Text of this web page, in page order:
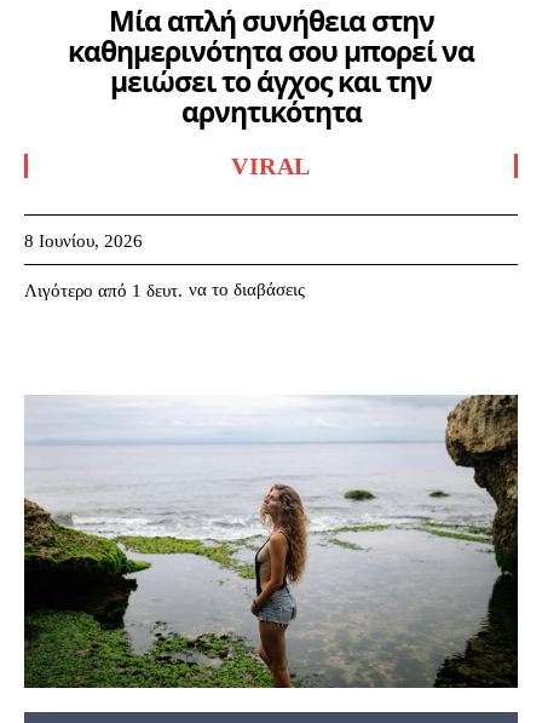
Μία απλή συνήθεια στην
καθημερινότητα σου μπορεί να
μειώσει το άγχος και την
αρνητικότητα
VIRAL
8 Ιουνίου, 2026
Λιγότερο από 1 δευτ. να το διαβάσεις